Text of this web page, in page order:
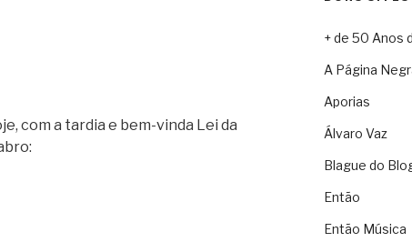
com a tardia e bem-vinda Lei da
+ de 50 Anos
A Página
Aporias
Álvaro Vaz
Blague do
Então
Então Música